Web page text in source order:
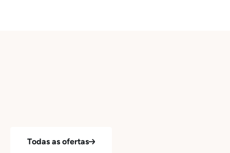
Todas as ofertas